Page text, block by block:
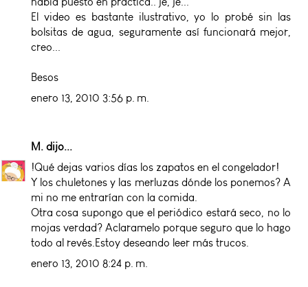
El video es bastante ilustrativo, yo lo probé sin las
bolsitas de agua, seguramente así funcionará mejor,
creo...
Besos
enero 13, 2010 3:56 p. m.
M. dijo...
!Qué dejas varios días los zapatos en el congelador!
Y los chuletones y las merluzas dónde los ponemos? A
mi no me entrarían con la comida.
Otra cosa supongo que el periódico estará seco, no lo
mojas verdad? Aclaramelo porque seguro que lo hago
todo al revés.Estoy deseando leer más trucos.
enero 13, 2010 8:24 p. m.